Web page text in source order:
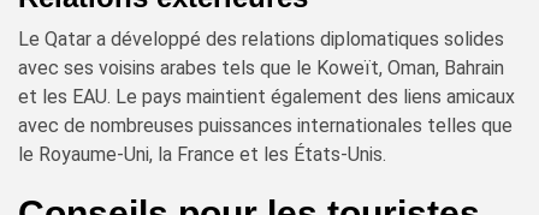
Le Qatar a développé des relations diplomatiques solides
avec ses voisins arabes tels que le Koweït, Oman, Bahrain
et les EAU. Le pays maintient également des liens amicaux
avec de nombreuses puissances internationales telles que
le Royaume-Uni, la France et les États-Unis.